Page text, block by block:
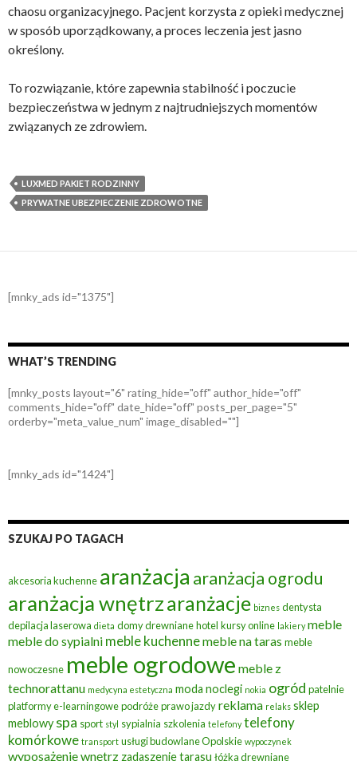
chaosu organizacyjnego. Pacjent korzysta z opieki medycznej
w sposób uporządkowany, a proces leczenia jest jasno
określony.
To rozwiązanie, które zapewnia stabilność i poczucie
bezpieczeństwa w jednym z najtrudniejszych momentów
związanych ze zdrowiem.
LUXMED PAKIET RODZINNY
PRYWATNE UBEZPIECZENIE ZDROWOTNE
[mnky_ads id="1375"]
WHAT’S TRENDING
[mnky_posts layout="6" rating_hide="off" author_hide="off"
comments_hide="off" date_hide="off" posts_per_page="5"
orderby="meta_value_num" image_disabled=""]
[mnky_ads id="1424"]
SZUKAJ PO TAGACH
akcesoria kuchenne aranżacja aranżacja ogrodu
aranżacja wnętrzaranżacje biznes dentysta
depilacja laserowa dieta domy drewnianehotel kursy online lakiery meble
meble do sypialni meble kuchennemeble na taras meble
nowoczesne meble ogrodowe meble z
technorattanu medycyna estetyczna moda noclegi nokia ogród patelnie
platformy e-learningowepodróżeprawo jazdyreklama relaks sklep
meblowy spa sport styl sypialnia szkolenia telefony telefony
komórkowe transport usługi budowlane Opolskie wypoczynek
wyposażenie wnętrz zadaszenie tarasu łóżka drewniane